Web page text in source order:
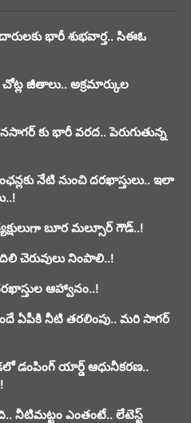
భారీ శుభవార్త.. సిఈఓ
జీతాలు.. అక్రమార్కుల
కు భారీ వరద.. పెరుగుతున్న
నేటి నుంచి దరఖాస్తులు.. ఇలా
బూర మల్సూర్ గౌడ్..!
చెరువులు నింపాలి..!
ఆహ్వానం..!
ఏపీకి నీటి తరలింపు.. మరి సాగర్
డంపింగ్ యార్డ్ ఆధునీకరణ..
నీటిమట్టం ఎంతంటే.. లేటెస్ట్